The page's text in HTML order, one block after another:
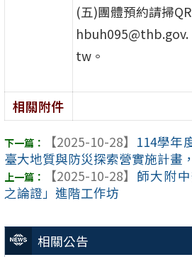
相關公告
(五)團體預約請掃
hbuh095@thb.gov.
tw。
相關附件
【2025-10-28】 114學年
臺大地質與防災探索營實施計畫
【2025-10-28】 師大附
之論證」進階工作坊